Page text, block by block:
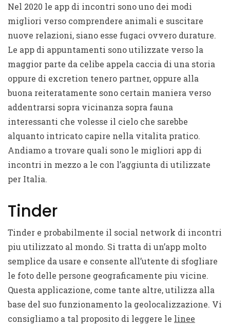
Nel 2020 le app di incontri sono uno dei modi
migliori verso comprendere animali e suscitare
nuove relazioni, siano esse fugaci ovvero durature.
Le app di appuntamenti sono utilizzate verso la
maggior parte da celibe appela caccia di una storia
oppure di excretion tenero partner, oppure alla
buona reiteratamente sono certain maniera verso
addentrarsi sopra vicinanza sopra fauna
interessanti che volesse il cielo che sarebbe
alquanto intricato capire nella vitalita pratico.
Andiamo a trovare quali sono le migliori app di
incontri in mezzo a le con l’aggiunta di utilizzate
per Italia.
Tinder
Tinder e probabilmente il social network di incontri
piu utilizzato al mondo. Si tratta di un’app molto
semplice da usare e consente all’utente di sfogliare
le foto delle persone geograficamente piu vicine.
Questa applicazione, come tante altre, utilizza alla
base del suo funzionamento la geolocalizzazione. Vi
consigliamo a tal proposito di leggere le linee